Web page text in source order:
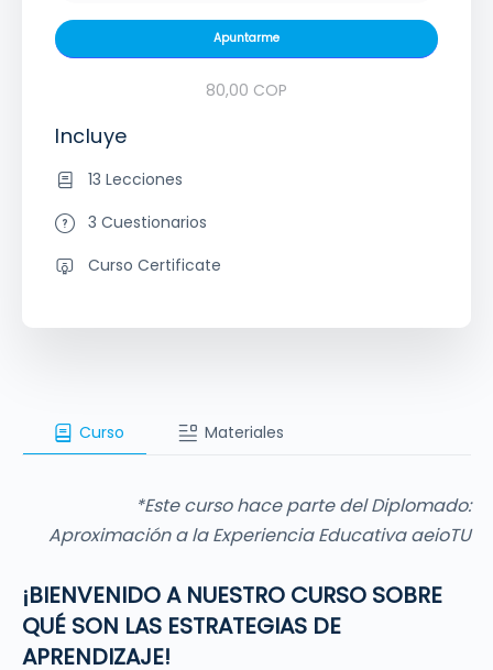
Curso Materiales
*Este curso hace parte del Diplomado:
Aproximación a la Experiencia Educativa aeioTU
¡BIENVENIDO A NUESTRO CURSO SOBRE
QUÉ SON LAS ESTRATEGIAS DE
APRENDIZAJE!
Apuntarme
80,00 COP
Incluye
13 Lecciones
3 Cuestionarios
Curso Certificate